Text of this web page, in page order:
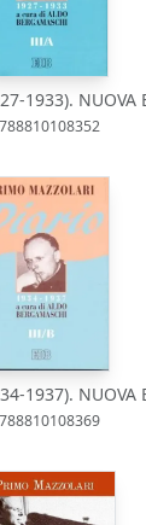
1933). NUOVA
1937). NUOVA